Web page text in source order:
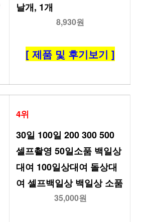
날개, 1개
8,930원
[ 제품 및 후기보기 ]
4위
30일 100일 200 300 500
셀프촬영 50일소품 백일상
대여 100일상대여 돌상대
여 셀프백일상 백일상 소품
35,000원